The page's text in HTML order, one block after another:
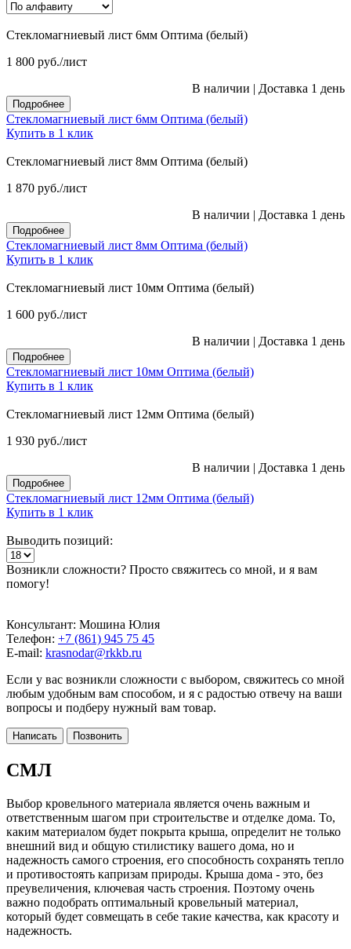
Стекломагниевый лист 6мм Оптима (белый)
1 800 руб./лист
В наличии | Доставка 1 день
Подробнее
Стекломагниевый лист 6мм Оптима (белый)
Купить в 1 клик
Стекломагниевый лист 8мм Оптима (белый)
1 870 руб./лист
В наличии | Доставка 1 день
Подробнее
Стекломагниевый лист 8мм Оптима (белый)
Купить в 1 клик
Стекломагниевый лист 10мм Оптима (белый)
1 600 руб./лист
В наличии | Доставка 1 день
Подробнее
Стекломагниевый лист 10мм Оптима (белый)
Купить в 1 клик
Стекломагниевый лист 12мм Оптима (белый)
1 930 руб./лист
В наличии | Доставка 1 день
Подробнее
Стекломагниевый лист 12мм Оптима (белый)
Купить в 1 клик
Выводить позиций:
Возникли сложности? Просто свяжитесь со мной, и я вам
помогу!
Консультант: Мошина Юлия
Телефон: +7 (861) 945 75 45
E-mail: krasnodar@rkkb.ru
Если у вас возникли сложности с выбором, свяжитесь со мной
любым удобным вам способом, и я с радостью отвечу на ваши
вопросы и подберу нужный вам товар.
Написать Позвонить
СМЛ
Выбор кровельного материала является очень важным и
ответственным шагом при строительстве и отделке дома. То,
каким материалом будет покрыта крыша, определит не только
внешний вид и общую стилистику вашего дома, но и
надежность самого строения, его способность сохранять тепло
и противостоять капризам природы. Крыша дома - это, без
преувеличения, ключевая часть строения. Поэтому очень
важно подобрать оптимальный кровельный материал,
который будет совмещать в себе такие качества, как красоту и
надежность.